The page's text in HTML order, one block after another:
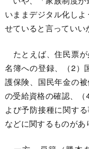
いままデジタル化し
せていると言っていい
たとえば、住民票
名簿への登録、（2）
護保険、国民年金の
の受給資格の確認、
よび予防接種に関す
などに関するものがあ